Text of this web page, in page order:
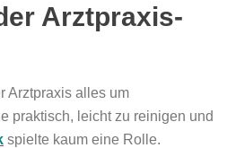
Arztpraxis-
Arztpraxis alles um
praktisch, leicht zu reinigen und
spielte kaum eine Rolle.